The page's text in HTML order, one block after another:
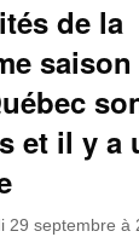
de la
saison
et il y a
29 septembre à